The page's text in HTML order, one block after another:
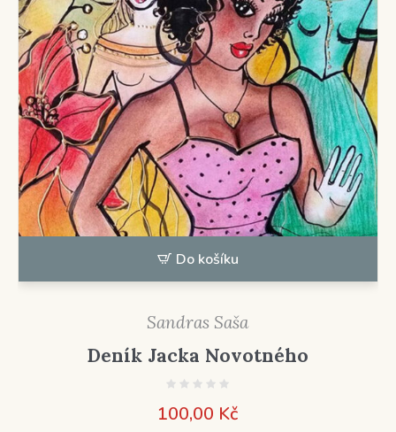
Do košíku
Sandras Saša
Deník Jacka Novotného
100,00 Kč